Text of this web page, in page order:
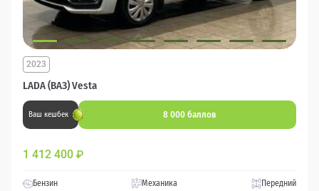
LADA (ВАЗ) Vesta
2023
Ваш кешбек 8 000 баллов
1 412 400 ₽
Бензин Механика Передний